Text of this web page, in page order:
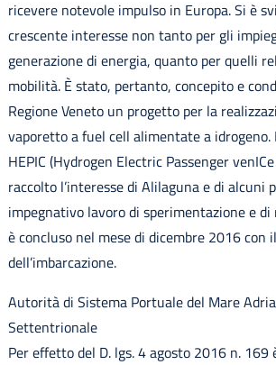
ricevere notevole impulso in Europa. Si è
crescente interesse non tanto per gli
generazione di energia, quanto per quelli
mobilità. È stato, pertanto, concepito e
Regione Veneto un progetto per la
vaporetto a fuel cell alimentate a idrogeno.
HEPIC (Hydrogen Electric Passenger
raccolto l’interesse di Alilaguna e di alcuni
impegnativo lavoro di sperimentazione e di
è concluso nel mese di dicembre 2016 con
dell’imbarcazione.
Autorità di Sistema Portuale del Mare
Settentrionale
Per effetto del D. lgs. 4 agosto 2016 n.